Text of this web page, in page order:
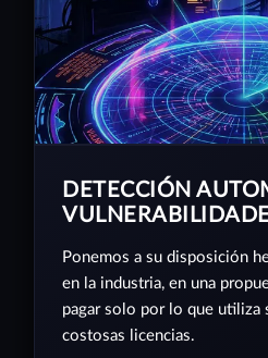
DETECCIÓN
Ponemos a su disposición
en la industria, en una
pagar solo por lo que utiliza
costosas licencias.